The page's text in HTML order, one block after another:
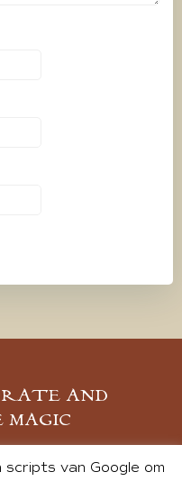
AND
MAGIC
van Google om